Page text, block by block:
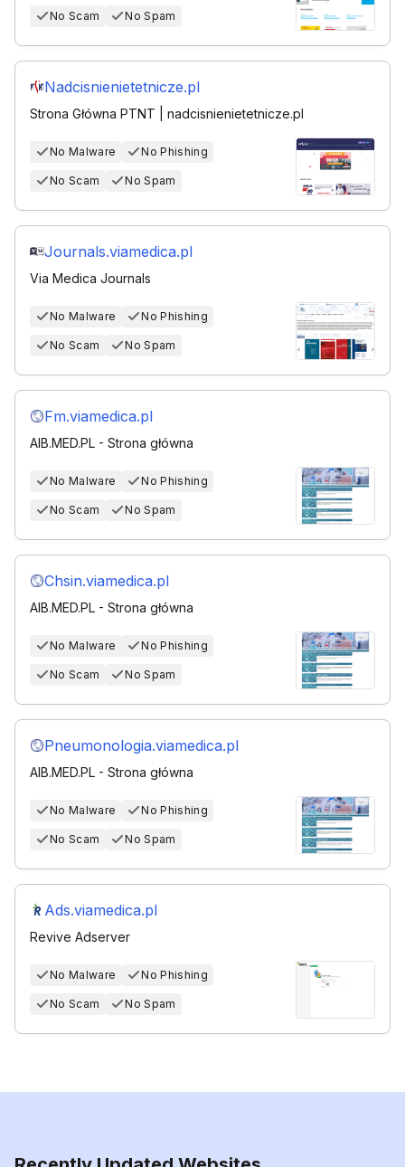
No Scam No Spam
Nadcisnienietetnicze.pl
Strona Główna PTNT | nadcisnienietetnicze.pl
No Malware No Phishing
No Scam No Spam
Journals.viamedica.pl
Via Medica Journals
No Malware No Phishing
No Scam No Spam
Fm.viamedica.pl
AIB.MED.PL - Strona główna
No Malware No Phishing
No Scam No Spam
Chsin.viamedica.pl
AIB.MED.PL - Strona główna
No Malware No Phishing
No Scam No Spam
Pneumonologia.viamedica.pl
AIB.MED.PL - Strona główna
No Malware No Phishing
No Scam No Spam
Ads.viamedica.pl
Revive Adserver
No Malware No Phishing
No Scam No Spam